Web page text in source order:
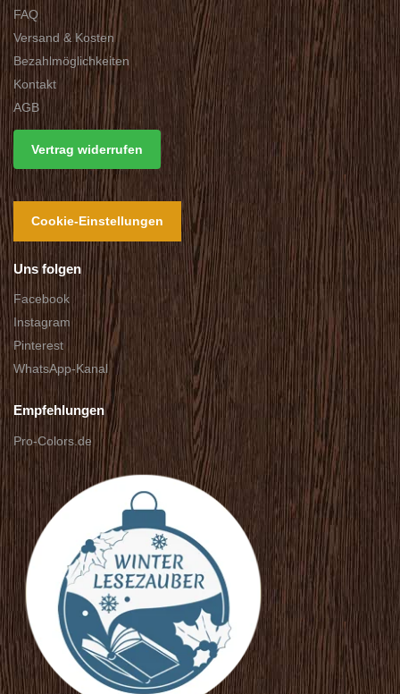
FAQ
Versand & Kosten
Bezahlmöglichkeiten
Kontakt
AGB
Vertrag widerrufen
Cookie-Einstellungen
Uns folgen
Facebook
Instagram
Pinterest
WhatsApp-Kanal
Empfehlungen
Pro-Colors.de